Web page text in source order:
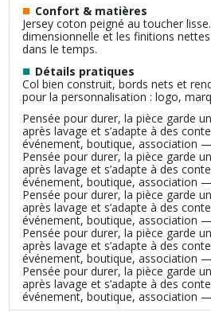
■ Confort & matières
Jersey coton peigné au toucher
dimensionnelle et les finitions
dans le temps.
■ Détails pratiques
Col bien construit, bords nets et
pour la personnalisation : logo,
Pensée pour durer, la pièce garde
après lavage et s’adapte à des
événement, boutique, association —
Pensée pour durer, la pièce garde
après lavage et s’adapte à des
événement, boutique, association —
Pensée pour durer, la pièce garde
après lavage et s’adapte à des
événement, boutique, association —
Pensée pour durer, la pièce garde
après lavage et s’adapte à des
événement, boutique, association —
Pensée pour durer, la pièce garde
après lavage et s’adapte à des
événement, boutique, association —